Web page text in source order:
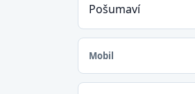
Pošumaví
Mobil